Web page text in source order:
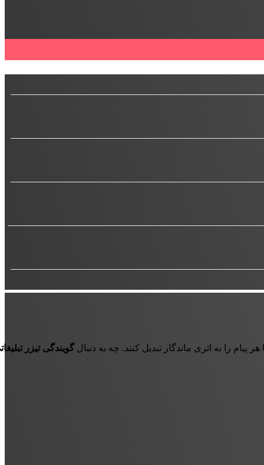
را به اثری ماندگار تبدیل کنند. چه به دنبال گویندگی تیزر